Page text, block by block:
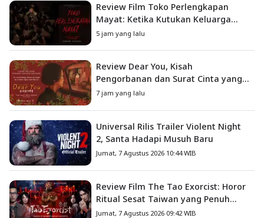
Review Film Toko Perlengkapan
Mayat: Ketika Kutukan Keluarga
Menjadi Sumber Teror yang
5 jam yang lalu
Review Dear You, Kisah
Pengorbanan dan Surat Cinta yang
Menyentuh Hati
7 jam yang lalu
Universal Rilis Trailer Violent Night
2, Santa Hadapi Musuh Baru
Jumat, 7 Agustus 2026 10:44 WIB
Review Film The Tao Exorcist: Horor
Ritual Sesat Taiwan yang Penuh
Misteri dan Teror Psikologis
Jumat, 7 Agustus 2026 09:42 WIB